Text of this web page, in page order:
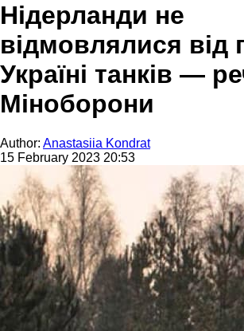
Нідерланди не
відмовлялися від
Україні танків —
Міноборони
Author: Anastasiia Kondrat
15 February 2023 20:53